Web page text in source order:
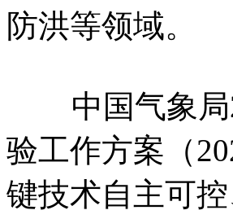
防洪等领域。
中国气象局
验工作方案（
键技术自主可